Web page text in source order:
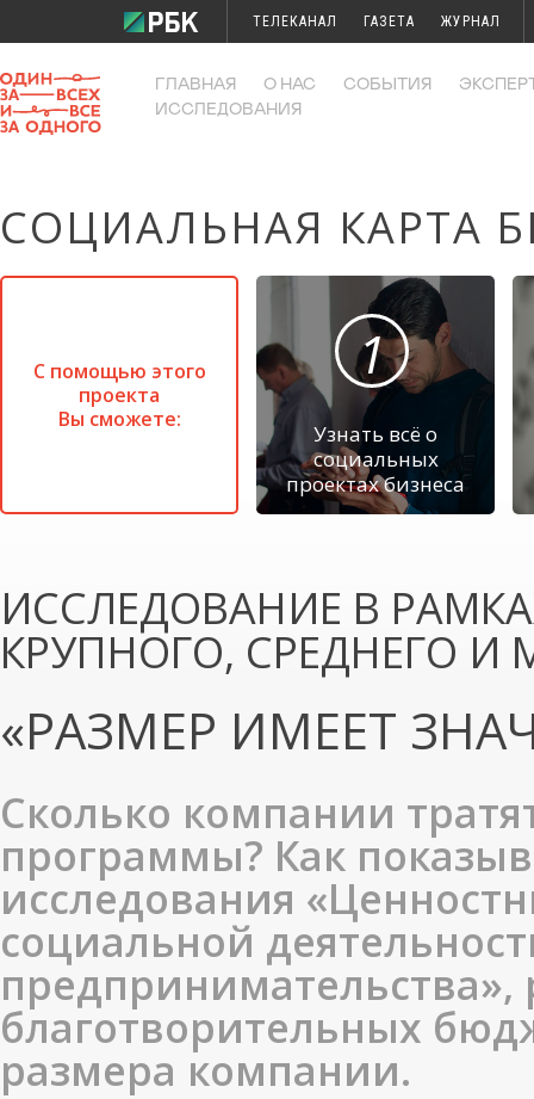
ТЕЛЕКАНАЛ ГАЗЕТА ЖУРНАЛ
ГЛАВНАЯ
О НАС СОБЫТИЯ
ИССЛЕДОВАНИЯ
СОЦИАЛЬНАЯ КАРТА
С помощью этого
проекта
Вы сможете:
1
Узнать всё о
социальных
проектах бизнеса
ИССЛЕДОВАНИЕ В
КРУПНОГО, СРЕДНЕГО И
«РАЗМЕР ИМЕЕТ
Сколько компании
программы? Как
исследования
социальной
благотворительных
размера компании.